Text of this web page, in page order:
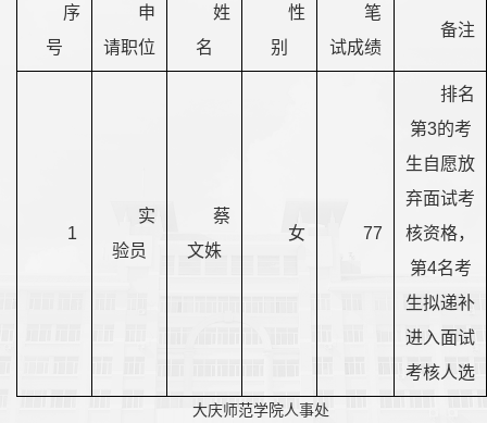
序
号
申
请职位
姓
名
性
别
笔
试成绩
备注
1
实
验员
蔡
文姝
女 77
排名
第3的考
生自愿放
弃面试考
核资格，
第4名考
生拟递补
进入面试
考核人选
大庆师范学院人事处